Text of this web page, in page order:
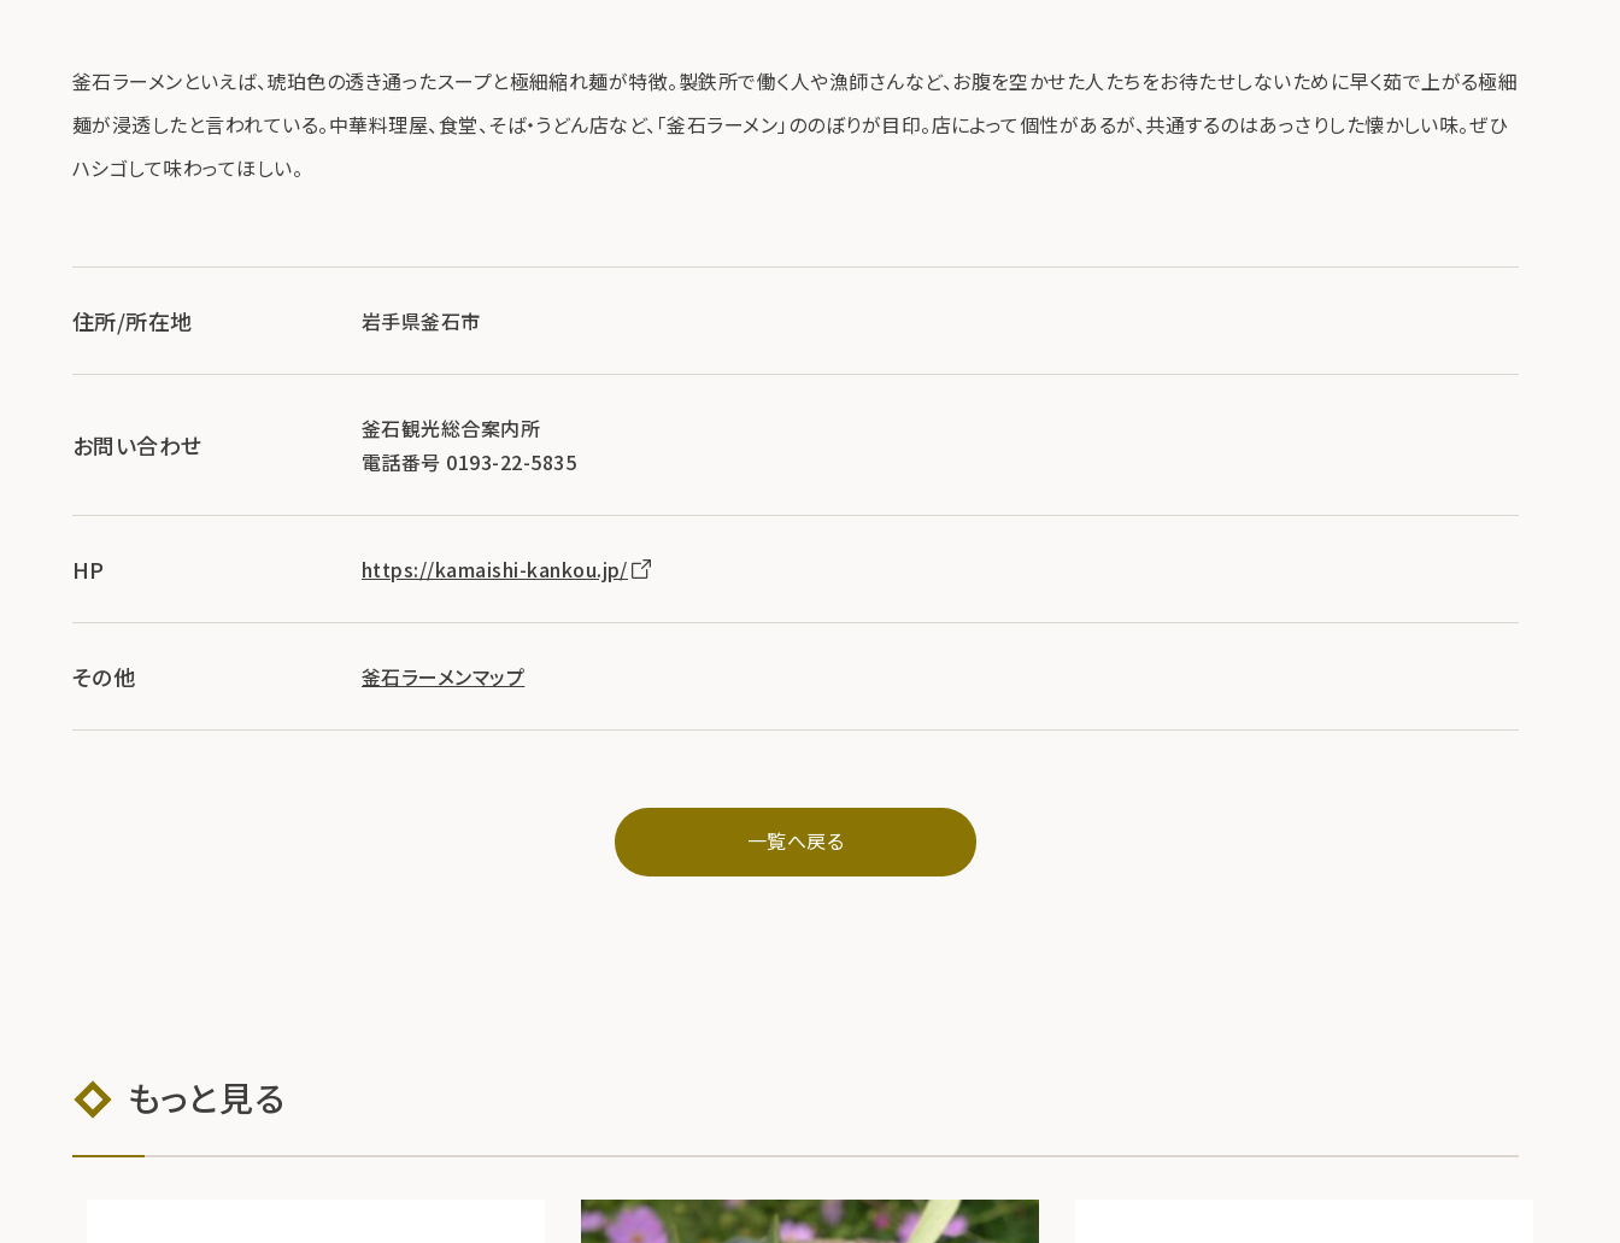
釜石ラーメンといえば、琥珀色の透き通ったスープと極細縮れ麺が特徴。製鉄所で働く人や漁師さんなど、お腹を空かせた人たちをお待たせしないために早く茹で上がる極細
麺が浸透したと言われている。中華料理屋、食堂、そば・うどん店など、「釜石ラーメン」ののぼりが目印。店によって個性があるが、共通するのはあっさりした懐かしい味。ぜひ
ハシゴして味わってほしい。
住所/所在地 岩手県釜石市
お問い合わせ
釜石観光総合案内所
電話番号 0193-22-5835
HP https://kamaishi-kankou.jp/
その他 釜石ラーメンマップ
一覧へ戻る
もっと見る